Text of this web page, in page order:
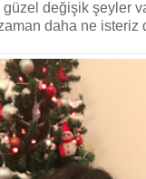
değişik şeyler
daha ne isteriz